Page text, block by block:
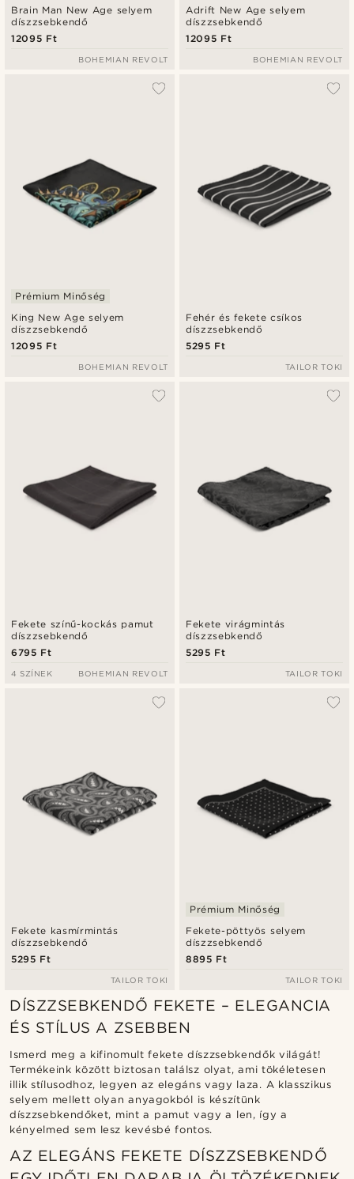
Brain Man New Age selyem
díszzsebkendő
12095 Ft
BOHEMIAN REVOLT
Adrift New Age selyem
díszzsebkendő
12095 Ft
BOHEMIAN REVOLT
King New Age selyem
díszzsebkendő
Prémium Minőség
12095 Ft
BOHEMIAN REVOLT
Fehér és fekete csíkos
díszzsebkendő
5295 Ft
TAILOR TOKI
Fekete színű-kockás pamut
díszzsebkendő
6795 Ft
4 SZÍNEK BOHEMIAN REVOLT
Fekete virágmintás
díszzsebkendő
5295 Ft
TAILOR TOKI
Fekete kasmírmintás
díszzsebkendő
5295 Ft
TAILOR TOKI
Fekete-pöttyös selyem
díszzsebkendő
Prémium Minőség
8895 Ft
TAILOR TOKI
DÍSZZSEBKENDŐ FEKETE – ELEGANCIA
ÉS STÍLUS A ZSEBBEN
Ismerd meg a kifinomult fekete díszzsebkendők világát!
Termékeink között biztosan találsz olyat, ami tökéletesen
illik stílusodhoz, legyen az elegáns vagy laza. A klasszikus
selyem mellett olyan anyagokból is készítünk
díszzsebkendőket, mint a pamut vagy a len, így a
kényelmed sem lesz kevésbé fontos.
AZ ELEGÁNS FEKETE DÍSZZSEBKENDŐ